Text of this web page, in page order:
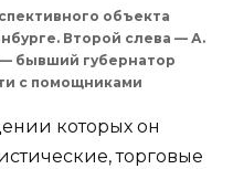
объекта
Второй слева — А.
бывший губернатор
с помощниками
которых он
торговые